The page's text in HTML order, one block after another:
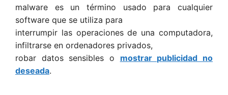
malware es un término usado para cualquier
software que se utiliza para
interrumpir las operaciones de una computadora,
infiltrarse en ordenadores privados,
robar datos sensibles o mostrar publicidad no
deseada.